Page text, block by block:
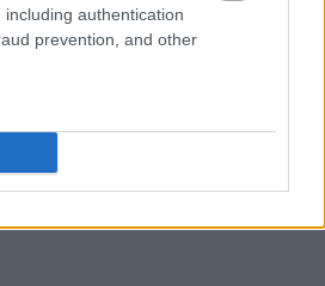
including authentication
prevention, and other